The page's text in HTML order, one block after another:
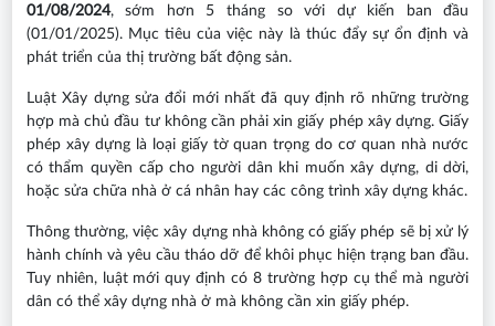
01/08/2024, sớm hơn 5 tháng so với dự kiến ban đầu
(01/01/2025). Mục tiêu của việc này là thúc đẩy sự ổn định và
phát triển của thị trường bất động sản.
Luật Xây dựng sửa đổi mới nhất đã quy định rõ những trường
hợp mà chủ đầu tư không cần phải xin giấy phép xây dựng. Giấy
phép xây dựng là loại giấy tờ quan trọng do cơ quan nhà nước
có thẩm quyền cấp cho người dân khi muốn xây dựng, di dời,
hoặc sửa chữa nhà ở cá nhân hay các công trình xây dựng khác.
Thông thường, việc xây dựng nhà không có giấy phép sẽ bị xử lý
hành chính và yêu cầu tháo dỡ để khôi phục hiện trạng ban đầu.
Tuy nhiên, luật mới quy định có 8 trường hợp cụ thể mà người
dân có thể xây dựng nhà ở mà không cần xin giấy phép.